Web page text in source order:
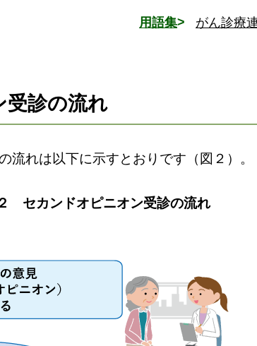
用語集 がん診療
受診の流れ
流れは以下に示すとおりです（図２）。
セカンドオピニオン受診の流れ